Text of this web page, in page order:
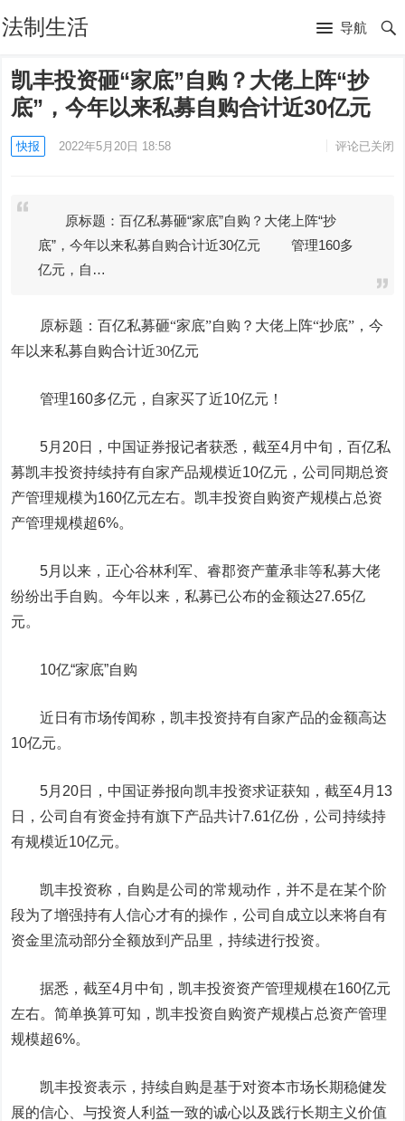
法制生活 导航
凯丰投资砸“家底”自购？大佬上阵“抄
底”，今年以来私募自购合计近30亿元
快报 2022年5月20日 18:58 评论已关闭
原标题：百亿私募砸“家底”自购？大佬上阵“抄
底”，今年以来私募自购合计近30亿元 管理160多
亿元，自…
原标题：百亿私募砸“家底”自购？大佬上阵“抄底”，今
年以来私募自购合计近30亿元
管理160多亿元，自家买了近10亿元！
5月20日，中国证券报记者获悉，截至4月中旬，百亿私
募凯丰投资持续持有自家产品规模近10亿元，公司同期总资
产管理规模为160亿元左右。凯丰投资自购资产规模占总资
产管理规模超6%。
5月以来，正心谷林利军、睿郡资产董承非等私募大佬
纷纷出手自购。今年以来，私募已公布的金额达27.65亿
元。
10亿“家底”自购
近日有市场传闻称，凯丰投资持有自家产品的金额高达
10亿元。
5月20日，中国证券报向凯丰投资求证获知，截至4月13
日，公司自有资金持有旗下产品共计7.61亿份，公司持续持
有规模近10亿元。
凯丰投资称，自购是公司的常规动作，并不是在某个阶
段为了增强持有人信心才有的操作，公司自成立以来将自有
资金里流动部分全额放到产品里，持续进行投资。
据悉，截至4月中旬，凯丰投资资产管理规模在160亿元
左右。简单换算可知，凯丰投资自购资产规模占总资产管理
规模超6%。
凯丰投资表示，持续自购是基于对资本市场长期稳健发
展的信心、与投资人利益一致的诚心以及践行长期主义价值